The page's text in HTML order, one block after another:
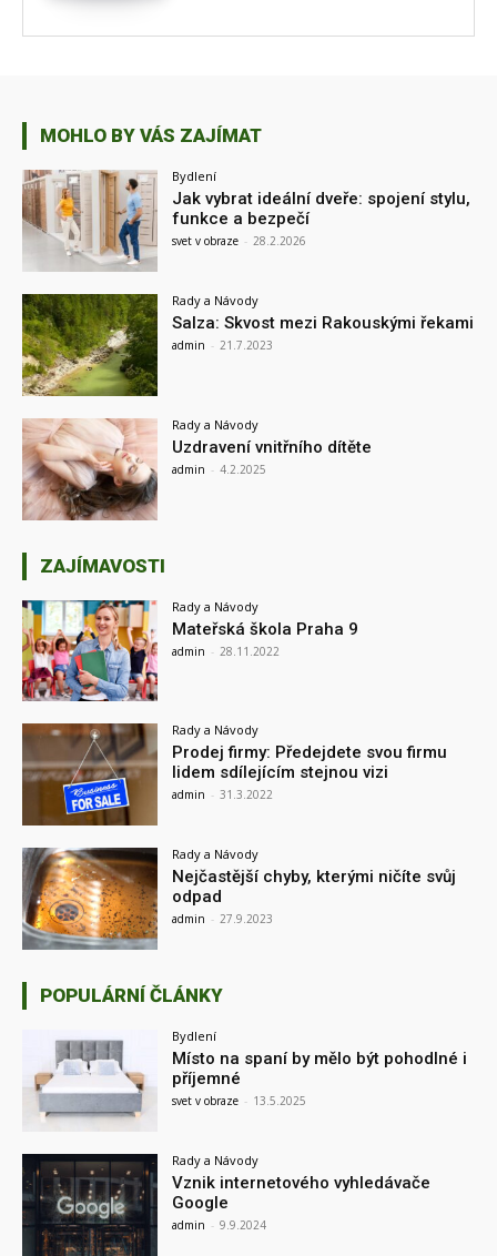
MOHLO BY VÁS ZAJÍMAT
Bydlení
Jak vybrat ideální dveře: spojení stylu,
funkce a bezpečí
svet v obraze - 28.2.2026
Rady a Návody
Salza: Skvost mezi Rakouskými řekami
admin - 21.7.2023
Rady a Návody
Uzdravení vnitřního dítěte
admin - 4.2.2025
ZAJÍMAVOSTI
Rady a Návody
Mateřská škola Praha 9
admin - 28.11.2022
Rady a Návody
Prodej firmy: Předejdete svou firmu
lidem sdílejícím stejnou vizi
admin - 31.3.2022
Rady a Návody
Nejčastější chyby, kterými ničíte svůj
odpad
admin - 27.9.2023
POPULÁRNÍ ČLÁNKY
Bydlení
Místo na spaní by mělo být pohodlné i
příjemné
svet v obraze - 13.5.2025
Rady a Návody
Vznik internetového vyhledávače
Google
admin - 9.9.2024